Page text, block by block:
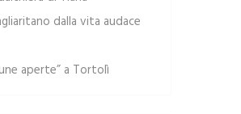
dalla vita audace
aperte” a Tortolì